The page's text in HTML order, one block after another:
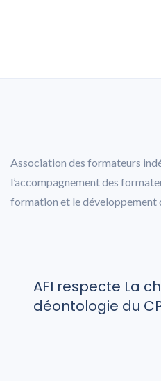
Association des formateurs
l’accompagnement des
formation et le développement
AFI respecte La
déontologie du